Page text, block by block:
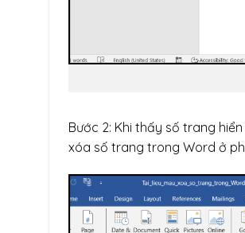
Bước 2: Khi thấy số trang
xóa số trang trong Word ở